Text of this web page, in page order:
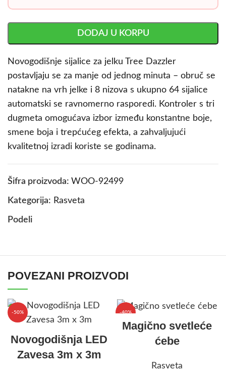
DODAJ U KORPU
Novogodišnje sijalice za jelku Tree Dazzler
postavljaju se za manje od jednog minuta – obruč se
natakne na vrh jelke i 8 nizova s ukupno 64 sijalice
automatski se ravnomerno rasporedi. Kontroler s tri
dugmeta omogućava izbor između konstantne boje,
smene boja i trepćućeg efekta, a zahvaljujući
kvalitetnoj izradi koriste se godinama.
Šifra proizvoda: WOO-92499
Kategorija: Rasveta
Podeli
POVEZANI PROIZVODI
-50%
Novogodišnja LED
Zavesa 3m x 3m
-40%
Magično svetleće
ćebe
Rasveta